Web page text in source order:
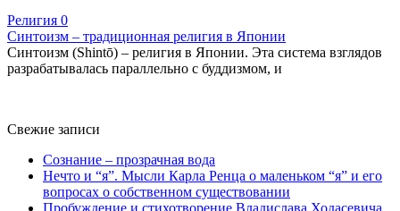
Религия 0
Синтоизм – традиционная религия в Японии
Синтоизм (Shintō) – религия в Японии. Эта система взглядов
разрабатывалась параллельно с буддизмом, и
Свежие записи
Сознание – прозрачная вода
Нечто и “я”. Мысли Карла Ренца о маленьком “я” и его
вопросах о собственном существовании
Пробуждение и стихотворение Владислава Ходасевича